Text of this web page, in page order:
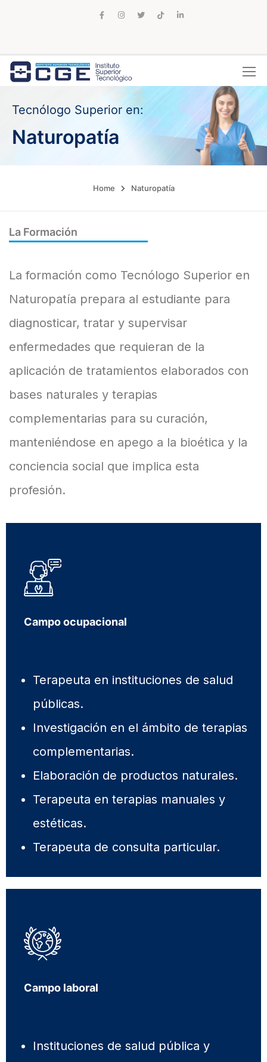
Tecnólogo Superior en:
Naturopatía
Home Naturopatía
La Formación
La formación como Tecnólogo Superior en
Naturopatía prepara al estudiante para
diagnosticar, tratar y supervisar
enfermedades que requieran de la
aplicación de tratamientos elaborados con
bases naturales y terapias
complementarias para su curación,
manteniéndose en apego a la bioética y la
conciencia social que implica esta
profesión.
Campo ocupacional
Terapeuta en instituciones de salud
públicas.
Investigación en el ámbito de terapias
complementarias.
Elaboración de productos naturales.
Terapeuta en terapias manuales y
estéticas.
Terapeuta de consulta particular.
Campo laboral
Instituciones de salud pública y